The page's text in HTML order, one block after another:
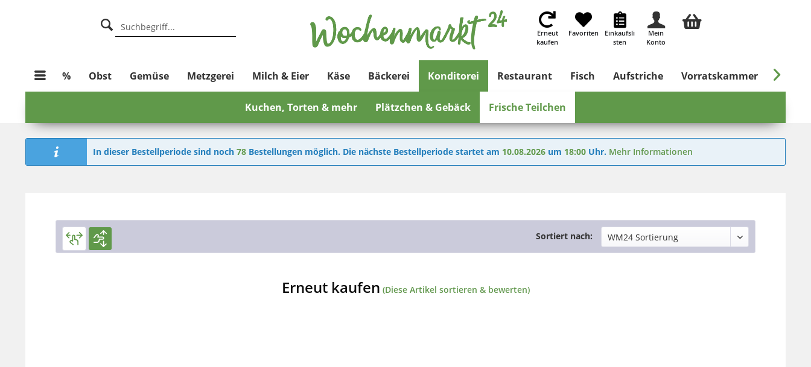
Erneut
kaufen
Favoriten
Einkaufsli
sten
Mein
Konto
% Obst Gemüse Metzgerei Milch & Eier Käse Bäckerei Konditorei Restaurant Fisch Aufstriche Vorratskammer Süßes
Kuchen, Torten & mehr Plätzchen & Gebäck Frische Teilchen

In dieser Bestellperiode sind noch 78 Bestellungen möglich. Die nächste Bestellperiode startet am 10.08.2026 um 18:00 Uhr. Mehr Informationen
Sortiert nach:
Erneut kaufen (Diese Artikel sortieren & bewerten)